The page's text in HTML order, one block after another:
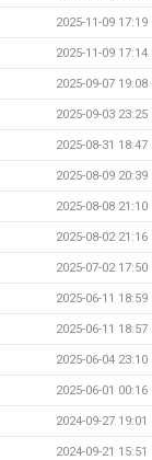
2025-11-09 17:19
2025-11-09 17:14
2025-09-07 19:08
2025-09-03 23:25
2025-08-31 18:47
2025-08-09 20:39
2025-08-08 21:10
2025-08-02 21:16
2025-07-02 17:50
2025-06-11 18:59
2025-06-11 18:57
2025-06-04 23:10
2025-06-01 00:16
2024-09-27 19:01
2024-09-21 15:51